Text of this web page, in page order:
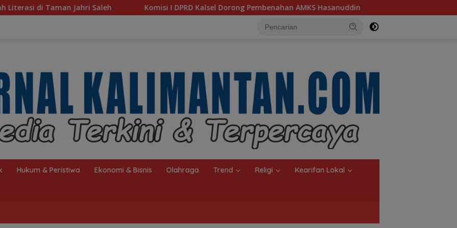
Komisi I DPRD Kalsel Dorong Pembenahan AMKS Hasanuddin Ketua TP PKK Kalsel, Dorong Kreasi Olahan Ikan
Hukum & Peristiwa Ekonomi & Bisnis Olahraga Trend Religi Kearifan Lokal